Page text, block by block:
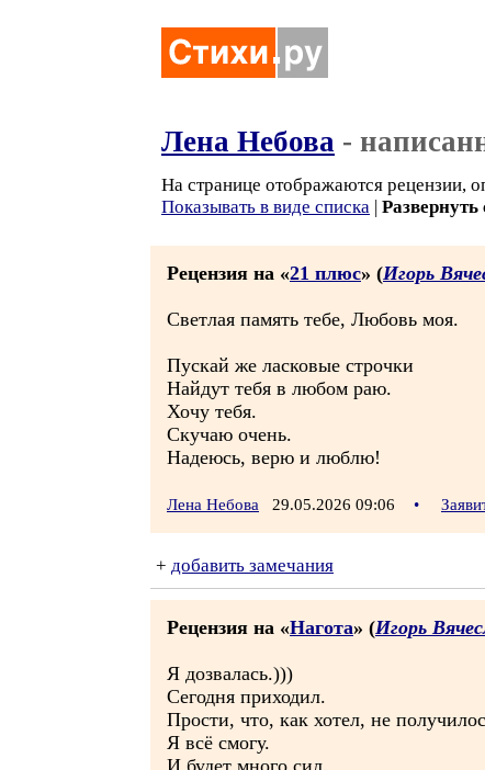
Лена Небова -
На странице отображаются рецензии,
Показывать в виде списка |
Рецензия на «21 плюс» (Игорь
Светлая память тебе, Любовь моя.
Пускай же ласковые строчки
Найдут тебя в любом раю.
Хочу тебя.
Скучаю очень.
Надеюсь, верю и люблю!
Лена Небова 29.05.2026 09:06 •
+ добавить замечания
Рецензия на «Нагота» (Игорь
Я дозвалась.)))
Сегодня приходил.
Прости, что, как хотел, не
Я всё смогу.
И будет много сил.